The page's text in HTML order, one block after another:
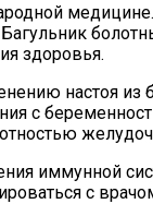
здоровья.
настоя из
с
иммунной
с